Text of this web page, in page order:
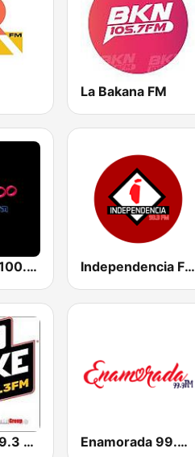
La Bakana FM
Radio Cima 100.5 FM Independencia FM
ALOFOKE 99.3 FM Enamorada 99.9 FM